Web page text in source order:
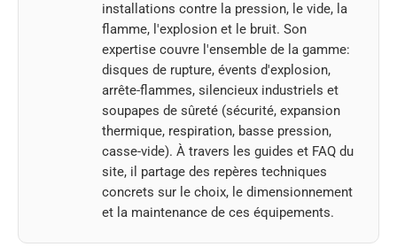
installations contre la pression, le vide, la
flamme, l'explosion et le bruit. Son
expertise couvre l'ensemble de la gamme:
disques de rupture, évents d'explosion,
arrête-flammes, silencieux industriels et
soupapes de sûreté (sécurité, expansion
thermique, respiration, basse pression,
casse-vide). À travers les guides et FAQ du
site, il partage des repères techniques
concrets sur le choix, le dimensionnement
et la maintenance de ces équipements.